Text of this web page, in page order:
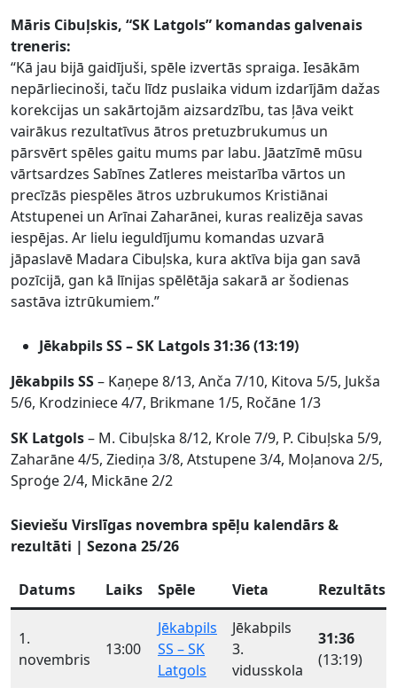
Māris Cibuļskis, “SK Latgols” komandas galvenais
treneris:
“Kā jau bijā gaidījuši, spēle izvertās spraiga. Iesākām
nepārliecinoši, taču līdz puslaika vidum izdarījām dažas
korekcijas un sakārtojām aizsardzību, tas ļāva veikt
vairākus rezultatīvus ātros pretuzbrukumus un
pārsvērt spēles gaitu mums par labu. Jāatzīmē mūsu
vārtsardzes Sabīnes Zatleres meistarība vārtos un
precīzās piespēles ātros uzbrukumos Kristiānai
Atstupenei un Arīnai Zaharānei, kuras realizēja savas
iespējas. Ar lielu ieguldījumu komandas uzvarā
jāpaslavē Madara Cibuļska, kura aktīva bija gan savā
pozīcijā, gan kā līnijas spēlētāja sakarā ar šodienas
sastāva iztrūkumiem.”
Jēkabpils SS – SK Latgols 31:36 (13:19)
Jēkabpils SS– Kaņepe 8/13, Anča 7/10, Kitova 5/5, Jukša
5/6, Krodziniece 4/7, Brikmane 1/5, Ročāne 1/3
SK Latgols– M. Cibuļska 8/12, Krole 7/9, P. Cibuļska 5/9,
Zaharāne 4/5, Ziediņa 3/8, Atstupene 3/4, Moļanova 2/5,
Sproģe 2/4, Mickāne 2/2
Sieviešu Virslīgas novembra spēļu kalendārs &
rezultāti | Sezona 25/26
Datums Laiks Spēle Vieta Rezultāts
1.
novembris
13:00
Jēkabpils
SS – SK
Latgols
Jēkabpils
3.
vidusskola
31:36
(13:19)